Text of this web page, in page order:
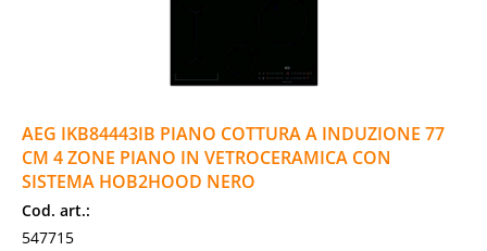
AEG IKB84443IB PIANO COTTURA A INDUZIONE 77
CM 4 ZONE PIANO IN VETROCERAMICA CON
SISTEMA HOB2HOOD NERO
Cod. art.:
547715